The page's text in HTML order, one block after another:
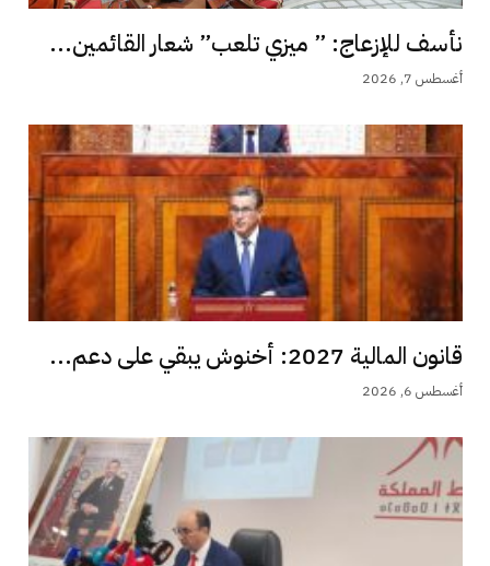
نأسف للإزعاج: ” ميزي تلعب” شعار القائمين...
أغسطس 7, 2026
قانون المالية 2027: أخنوش يبقي على دعم...
أغسطس 6, 2026